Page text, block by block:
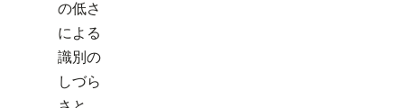
の低さ
による
識別の
しづら